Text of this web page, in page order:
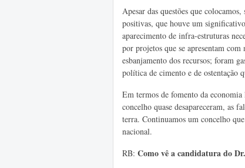
Apesar das questões que
positivas, que houve um
aparecimento de infra-estruturas
por projetos que se apresentam
esbanjamento dos recursos; foram
política de cimento e de ostentação
Em termos de fomento da
concelho quase desapareceram, as
terra. Continuamos um concelho
nacional.
RB: Como vê a candidatura do